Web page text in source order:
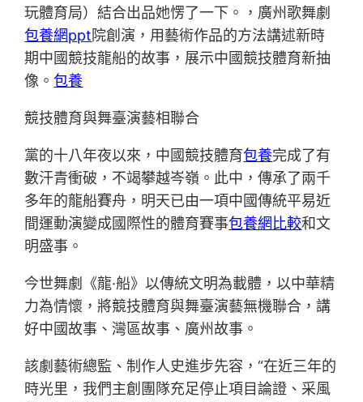
玩體育局）結合出品她愣了一下。，廣州歌舞劇
包養網ppt院創演，用藝術作品的方法講述新時
期中國競技龍船的故事，展示中國競技體育新抽
像。包養
競技體育與舞臺演藝相聯合
黨的十八年夜以來，中國競技體育包養完成了有
數汗青衝破，不竭攀越岑嶺。此中，傳承了兩千
多年的龍船賽舟，明天已由一項中國傳統平易近
間運動演變成國際性的體育賽事包養網比較和文
明盛事。
今世舞劇《龍·船》以傳統文明為載體，以中華精
力為情懷，將競技體育與舞臺演藝無機聯合，講
好中國故事、灣區故事、廣州故事。
該劇藝術總監、制作人史進步先容，“在近三年的
時光里，我們主創團隊充足停止項目論證、采風